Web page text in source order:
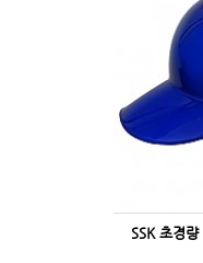
SSK 초경